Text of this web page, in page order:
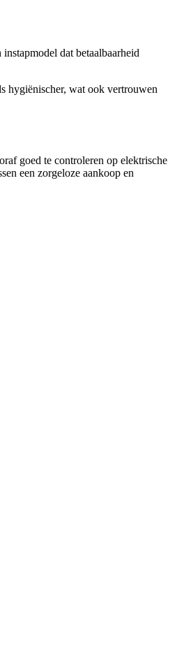
dat betaalbaarheid
hygiënischer, wat ook vertrouwen
goed te controleren op elektrische
een zorgeloze aankoop en